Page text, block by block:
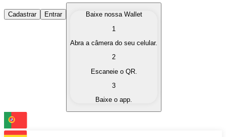
Comprar Criptomoedas
Compre as criptomoedas de seu interesse de forma
Converta suas criptomoedas em moeda fiduciária
Troque uma criptomoeda por outra
Cadastrar Entrar
Baixe nossa Wallet
1
Abra a câmera do seu celular.
2
Escaneie o QR.
3
Baixe o app.